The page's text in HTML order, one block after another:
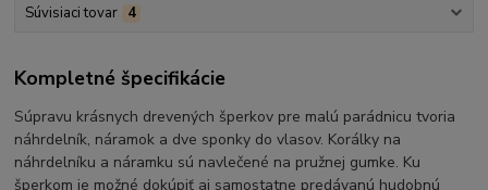
Súvisiaci tovar 4
Kompletné špecifikácie
Súpravu krásnych drevených šperkov pre malú parádnicu tvoria
náhrdelník, náramok a dve sponky do vlasov. Korálky na
náhrdelníku a náramku sú navlečené na pružnej gumke. Ku
šperkom je možné dokúpiť aj samostatne predávanú hudobnú